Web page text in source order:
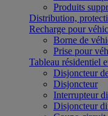
Produits
Distribution,
Recharge pour
Borne de
Prise pour
Tableau résidentiel
Disjoncteur
Disjoncteur
Interrupteur
Disjoncteur